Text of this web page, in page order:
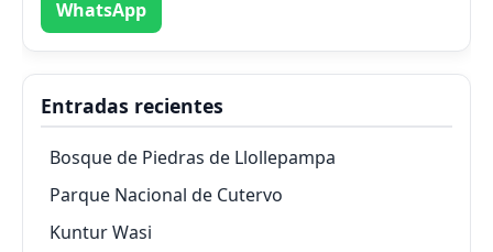
WhatsApp
Entradas recientes
Bosque de Piedras de Llollepampa
Parque Nacional de Cutervo
Kuntur Wasi